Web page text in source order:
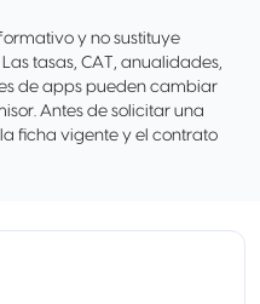
y no sustituye
tasas, CAT, anualidades,
de apps pueden cambiar
Antes de solicitar una
ficha vigente y el contrato